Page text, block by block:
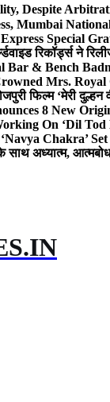
Despite
Mumbai
Special
रिकॉर्ड्स ने
Bar & Bench
Mrs. Royal
फिल्म ‘मेरी
8 New
On ‘Dil
Chakra’ Set
साथ अध्यात्म,